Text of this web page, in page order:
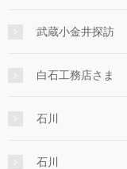
武蔵小金井探訪
白石工務店さま
石川
石川